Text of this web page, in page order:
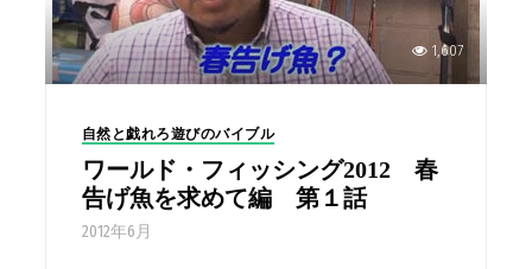
1,607
自然と戯れろ遊びのバイブル
ワールド・フィッシング2012 春
告げ魚を求めて編 第１話
2012年6月